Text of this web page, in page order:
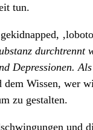
tun.
Depressionen.
dem Wissen,
zu gestalten.